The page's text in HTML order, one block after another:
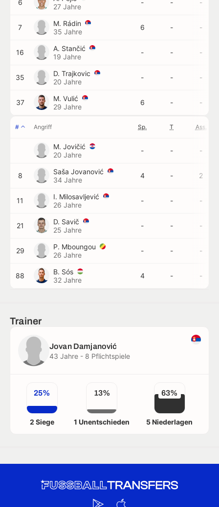
6
27 Jahre
- - -
7
M. Rádin
35 Jahre
6 - -
16
A. Stančić
19 Jahre
- - -
35
D. Trajkovic
20 Jahre
- - -
37
M. Vulić
29 Jahre
6 - -
# Angriff Sp. T Ass.
M. Jovičić
20 Jahre
- - -
8
Saša Jovanović
34 Jahre
4 - 2
11
I. Milosavljević
26 Jahre
- - -
21
D. Savič
25 Jahre
- - -
29
P. Mboungou
26 Jahre
- - -
88
B. Sós
32 Jahre
4 - -
Trainer
Jovan Damjanović
43 Jahre - 8 Pflichtspiele
25%
2 Siege
13%
1 Unentschieden
63%
5 Niederlagen